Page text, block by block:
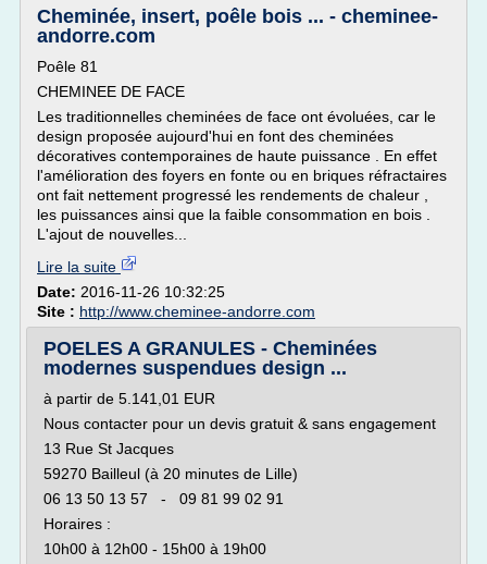
Cheminée, insert, poêle bois ... - cheminee-
andorre.com
Poêle 81
CHEMINEE DE FACE
Les traditionnelles cheminées de face ont évoluées, car le
design proposée aujourd'hui en font des cheminées
décoratives contemporaines de haute puissance . En effet
l'amélioration des foyers en fonte ou en briques réfractaires
ont fait nettement progressé les rendements de chaleur ,
les puissances ainsi que la faible consommation en bois .
L'ajout de nouvelles...
Lire la suite
Date: 2016-11-26 10:32:25
Site : http://www.cheminee-andorre.com
POELES A GRANULES - Cheminées
modernes suspendues design ...
à partir de 5.141,01 EUR
Nous contacter pour un devis gratuit & sans engagement
13 Rue St Jacques
59270 Bailleul (à 20 minutes de Lille)
06 13 50 13 57 - 09 81 99 02 91
Horaires :
10h00 à 12h00 - 15h00 à 19h00